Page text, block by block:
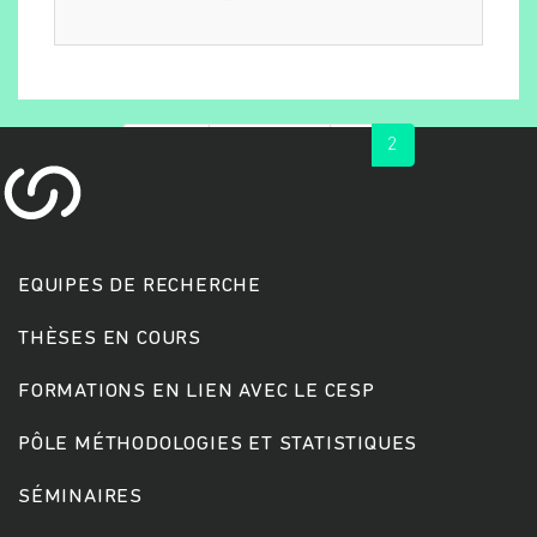
2
EQUIPES DE RECHERCHE
THÈSES EN COURS
FORMATIONS EN LIEN AVEC LE CESP
PÔLE MÉTHODOLOGIES ET STATISTIQUES
SÉMINAIRES